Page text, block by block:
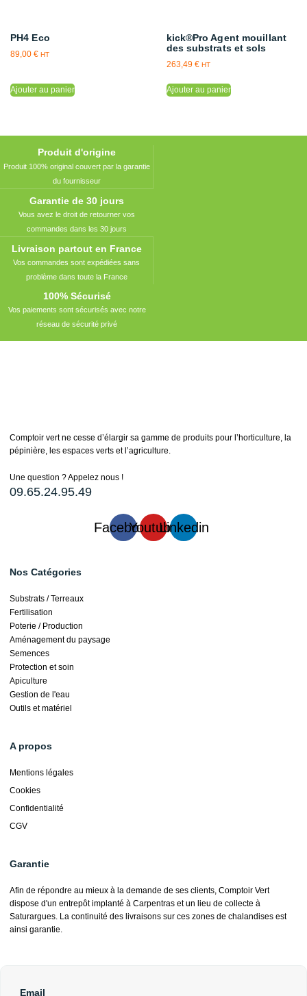
PH4 Eco
89,00 € HT
Ajouter au panier
kick®Pro Agent mouillant
des substrats et sols
263,49 € HT
Ajouter au panier
Produit d'origine
Produit 100% original couvert par la garantie
du fournisseur
Garantie de 30 jours
Vous avez le droit de retourner vos
commandes dans les 30 jours
Livraison partout en France
Vos commandes sont expédiées sans
problème dans toute la France
100% Sécurisé
Vos paiements sont sécurisés avec notre
réseau de sécurité privé
Comptoir vert ne cesse d’élargir sa gamme de produits pour l’horticulture, la
pépinière, les espaces verts et l’agriculture.
Une question ? Appelez nous !
09.65.24.95.49
FacebookYoutubeLinkedin
Nos Catégories
Substrats / Terreaux
Fertilisation
Poterie / Production
Aménagement du paysage
Semences
Protection et soin
Apiculture
Gestion de l'eau
Outils et matériel
A propos
Mentions légales
Cookies
Confidentialité
CGV
Garantie
Afin de répondre au mieux à la demande de ses clients, Comptoir Vert
dispose d'un entrepôt implanté à Carpentras et un lieu de collecte à
Saturargues. La continuité des livraisons sur ces zones de chalandises est
ainsi garantie.
Email